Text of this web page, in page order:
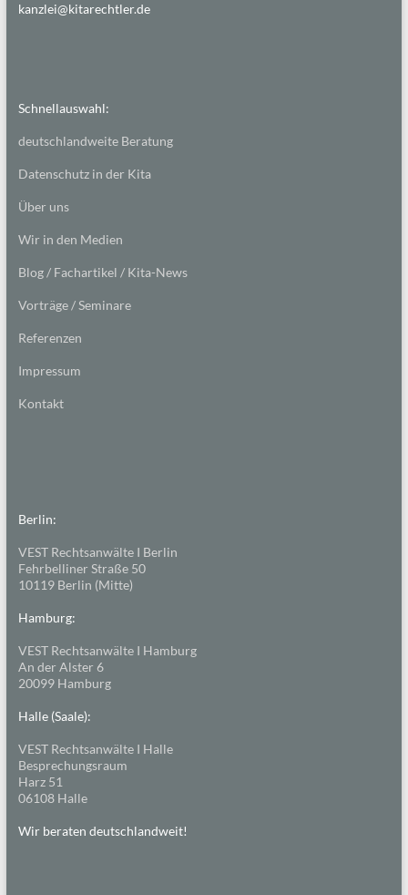
kanzlei@kitarechtler.de
Schnellauswahl:
deutschlandweite Beratung
Datenschutz in der Kita
Über uns
Wir in den Medien
Blog / Fachartikel / Kita-News
Vorträge / Seminare
Referenzen
Impressum
Kontakt
Berlin:
VEST Rechtsanwälte I Berlin
Fehrbelliner Straße 50
10119 Berlin (Mitte)
Hamburg:
VEST Rechtsanwälte I Hamburg
An der Alster 6
20099 Hamburg
Halle (Saale):
VEST Rechtsanwälte I Halle
Besprechungsraum
Harz 51
06108 Halle
Wir beraten deutschlandweit!